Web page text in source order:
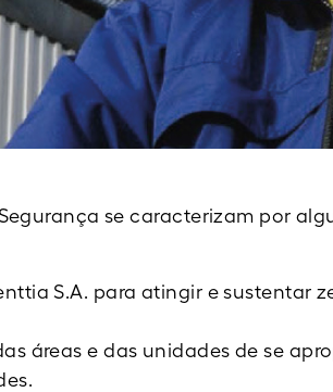
se caracterizam por
S.A. para atingir e sustentar
áreas e das unidades de se